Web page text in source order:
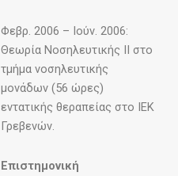
Φεβρ. 2006 – Ιούν. 2006:
Θεωρία Νοσηλευτικής ΙΙ στο
τμήμα νοσηλευτικής
μονάδων (56 ώρες)
εντατικής θεραπείας στο ΙΕΚ
Γρεβενών.
Επιστημονική